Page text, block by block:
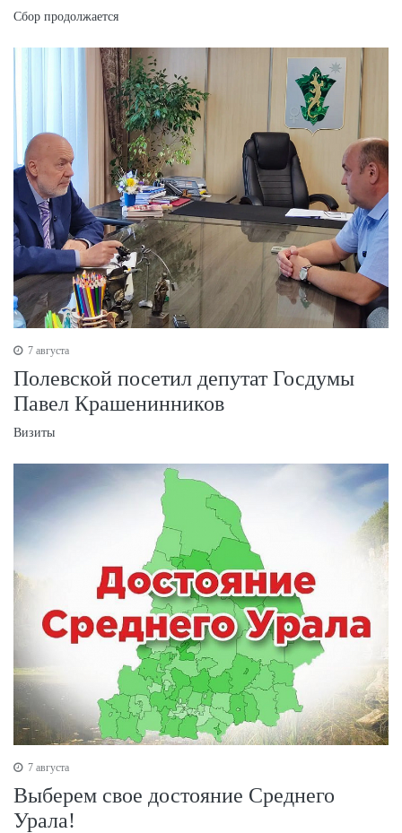
Сбор продолжается
7 августа
Полевской посетил депутат Госдумы
Павел Крашенинников
Визиты
7 августа
Выберем свое достояние Среднего
Урала!